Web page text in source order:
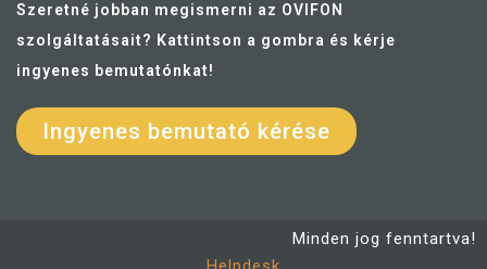
Szeretné jobban megismerni az OVIFON
szolgáltatásait? Kattintson a gombra és kérje
ingyenes bemutatónkat!
Ingyenes bemutató kérése
Minden jog fenntartva!